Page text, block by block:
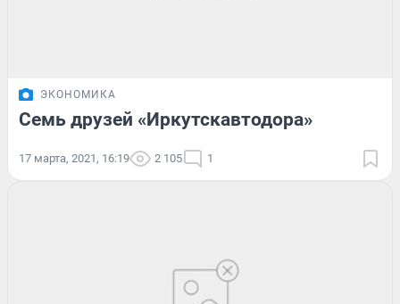
ЭКОНОМИКА
Семь друзей «Иркутскавтодора»
17 марта, 2021, 16:19 2 105 1